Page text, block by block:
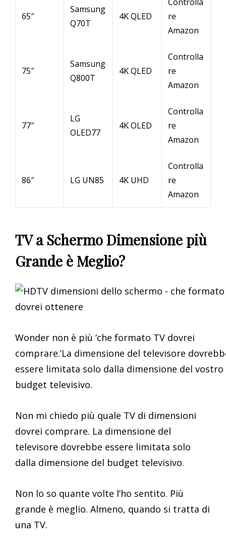
65″
Samsung
Q70T
4K QLED
re
Amazon
75″
Samsung
Q800T
4K QLED
Controlla
re
Amazon
77″
LG
OLED77
4K OLED
Controlla
re
Amazon
86″ LG UN85 4K UHD
Controlla
re
Amazon
TV a Schermo Dimensione più
Grande è Meglio?
Wonder non è più ‘che formato TV dovrei
comprare.’La dimensione del televisore
essere limitata solo dalla dimensione del vostro
budget televisivo.
Non mi chiedo più quale TV di dimensioni
dovrei comprare. La dimensione del
televisore dovrebbe essere limitata solo
dalla dimensione del budget televisivo.
Non lo so quante volte l’ho sentito. Più
grande è meglio. Almeno, quando si tratta di
una TV.